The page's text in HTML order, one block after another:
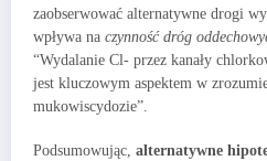
zaobserwować alternatywne drogi
wpływa na czynność dróg
“Wydalanie Cl- przez kanały
jest kluczowym aspektem w
mukowiscydozie”.
Podsumowując, alternatywne